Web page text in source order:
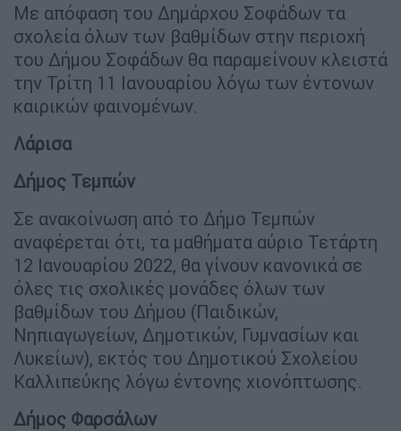
Με απόφαση του Δημάρχου Σοφάδων τα
σχολεία όλων των βαθμίδων στην περιοχή
του Δήμου Σοφάδων θα παραμείνουν κλειστά
την Τρίτη 11 Ιανουαρίου λόγω των έντονων
καιρικών φαινομένων.
Λάρισα
Δήμος Τεμπών
Σε ανακοίνωση από το Δήμο Τεμπών
αναφέρεται ότι, τα μαθήματα αύριο Τετάρτη
12 Ιανουαρίου 2022, θα γίνουν κανονικά σε
όλες τις σχολικές μονάδες όλων των
βαθμίδων του Δήμου (Παιδικών,
Νηπιαγωγείων, Δημοτικών, Γυμνασίων και
Λυκείων), εκτός του Δημοτικού Σχολείου
Καλλιπεύκης λόγω έντονης χιονόπτωσης.
Δήμος Φαρσάλων